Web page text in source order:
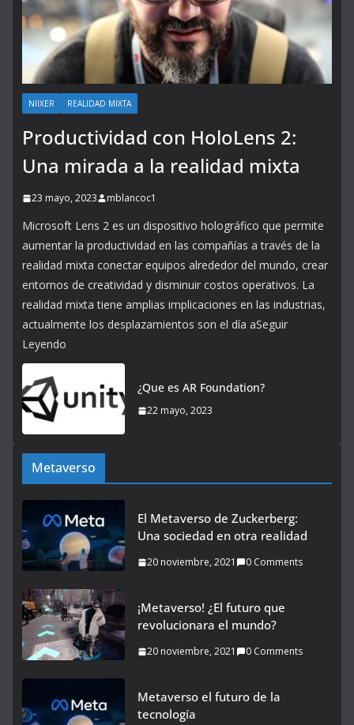
NIIXER REALIDAD MIXTA
Productividad con HoloLens 2:
Una mirada a la realidad mixta
23 mayo, 2023 mblancoc1
Microsoft Lens 2 es un dispositivo holográfico que permite
aumentar la productividad en las compañías a través de la
realidad mixta conectar equipos alrededor del mundo, crear
entornos de creatividad y disminuir costos operativos. La
realidad mixta tiene amplias implicaciones en las industrias,
actualmente los desplazamientos son el día aSeguir
Leyendo
¿Que es AR Foundation?
22 mayo, 2023
Metaverso
El Metaverso de Zuckerberg:
Una sociedad en otra realidad
20 noviembre, 2021 0 Comments
¡Metaverso! ¿El futuro que
revolucionara el mundo?
20 noviembre, 2021 0 Comments
Metaverso el futuro de la
tecnología